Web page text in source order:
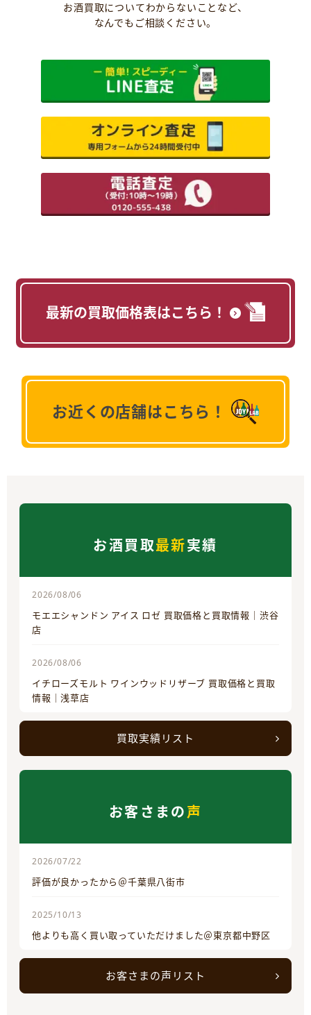
お酒買取についてわからないことなど、
なんでもご相談ください。
最新の買取価格表はこちら！
お近くの店舗はこちら！
お酒買取最新実績
2026/08/06
モエエシャンドン アイス ロゼ 買取価格と買取情報｜渋谷
店
2026/08/06
イチローズモルト ワインウッドリザーブ 買取価格と買取
情報｜浅草店
買取実績リスト
お客さまの声
2026/07/22
評価が良かったから＠千葉県八街市
2025/10/13
他よりも高く買い取っていただけました＠東京都中野区
お客さまの声リスト